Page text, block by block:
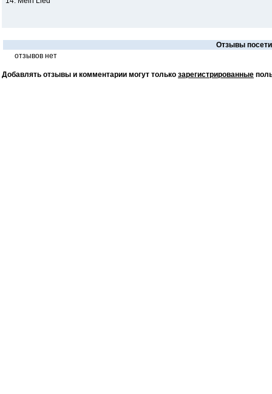
Отзывы
отзывов нет
Добавлять отзывы и комментарии могут только зарегистрированные